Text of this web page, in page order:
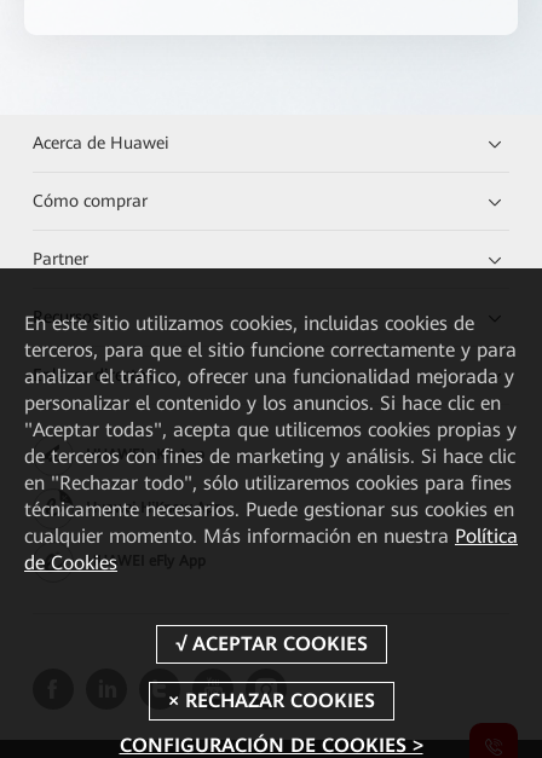
Acerca de Huawei
Cómo comprar
Partner
Recursos
Enlaces directos
HUAWEI eKit App
Huawei HiKnow App
HUAWEI eFly App
En este sitio utilizamos cookies, incluidas cookies de
terceros, para que el sitio funcione correctamente y para
analizar el tráfico, ofrecer una funcionalidad mejorada y
personalizar el contenido y los anuncios. Si hace clic en
"Aceptar todas", acepta que utilicemos cookies propias y
de terceros con fines de marketing y análisis. Si hace clic
en "Rechazar todo", sólo utilizaremos cookies para fines
técnicamente necesarios. Puede gestionar sus cookies en
cualquier momento. Más información en nuestra Política
de Cookies
CONFIGURACIÓN DE COOKIES >